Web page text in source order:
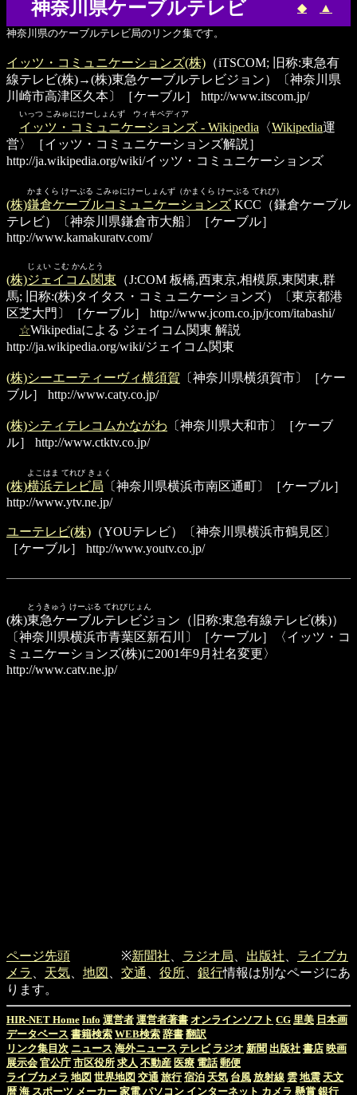
神奈川県ケーブルテレビ ◆ ▲
神奈川県のケーブルテレビ局のリンク集です。
イッツ・コミュニケーションズ(株) （iTSCOM; 旧称:東急有
線テレビ(株)→(株)東急ケーブルテレビジョン）〔神奈川県
川崎市高津区久本〕［ケーブル］
http://www.itscom.jp/
いっつ こみゅにけーしょんず ウィキペディア
イッツ・コミュニケーションズ - Wikipedia 〈Wikipedia運
営〉［イッツ・コミュニケーションズ解説］
http://ja.wikipedia.org/wiki/イッツ・コミュニケーションズ
かまくら けーぶる こみゅにけーしょんず（かまくら けーぶる てれび）
(株)鎌倉ケーブルコミュニケーションズ KCC（鎌倉ケーブル
テレビ）〔神奈川県鎌倉市大船〕［ケーブル］
http://www.kamakuratv.com/
じぇい こむ かんとう
(株)ジェイコム関東 （J:COM 板橋,西東京,相模原,東関東,群
馬; 旧称:(株)タイタス・コミュニケーションズ）〔東京都港
区芝大門〕［ケーブル］
http://www.jcom.co.jp/jcom/itabashi/
☆Wikipediaによる ジェイコム関東 解説
http://ja.wikipedia.org/wiki/ジェイコム関東
(株)シーエーティーヴィ横須賀 〔神奈川県横須賀市〕［ケー
ブル］
http://www.caty.co.jp/
(株)シティテレコムかながわ 〔神奈川県大和市〕［ケーブ
ル］
http://www.ctktv.co.jp/
よこはま てれび きょく
(株)横浜テレビ局 〔神奈川県横浜市南区通町〕［ケーブル］
http://www.ytv.ne.jp/
ユーテレビ(株) （YOUテレビ）〔神奈川県横浜市鶴見区〕
［ケーブル］
http://www.youtv.co.jp/
とうきゅう けーぶる てれびじょん
(株)東急ケーブルテレビジョン （旧称:東急有線テレビ(株)）
〔神奈川県横浜市青葉区新石川〕［ケーブル］〈イッツ・コ
ミュニケーションズ(株)に2001年9月社名変更〉
http://www.catv.ne.jp/
ページ先頭 ※新聞社 ラジオ局 出版社
ライブカ
メラ
天気 地図 交通 役所 銀行情報は別なページにあ
ります。
HIR-NET Home Info 運営者 運営者著書 オンラインソフト CG 里美 日本画
データベース 書籍検索 WEB検索 辞書 翻訳
リンク集目次 ニュース 海外ニュース テレビ ラジオ 新聞 出版社 書店 映画
展示会 官公庁 市区役所 求人 不動産 医療 電話 郵便
ライブカメラ 地図 世界地図 交通 旅行 宿泊 天気 台風 放射線 雲 地震 天文
暦 海 スポーツ メーカー 家電 パソコン インターネット カメラ 懸賞 銀行